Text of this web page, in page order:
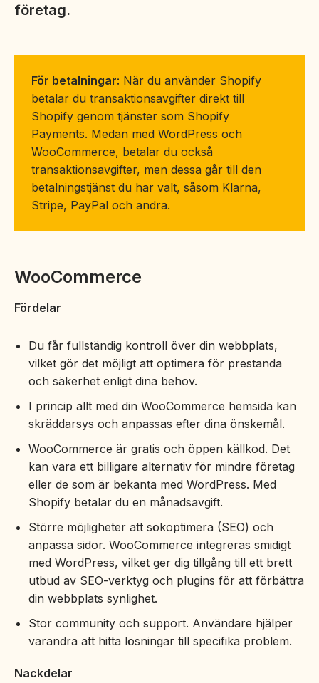
företag.
För betalningar: När du använder Shopify
betalar du transaktionsavgifter direkt till
Shopify genom tjänster som Shopify
Payments. Medan med WordPress och
WooCommerce, betalar du också
transaktionsavgifter, men dessa går till den
betalningstjänst du har valt, såsom Klarna,
Stripe, PayPal och andra.
WooCommerce
Fördelar
Du får fullständig kontroll över din webbplats,
vilket gör det möjligt att optimera för prestanda
och säkerhet enligt dina behov.
I princip allt med din WooCommerce hemsida kan
skräddarsys och anpassas efter dina önskemål.
WooCommerce är gratis och öppen källkod. Det
kan vara ett billigare alternativ för mindre företag
eller de som är bekanta med WordPress. Med
Shopify betalar du en månadsavgift.
Större möjligheter att sökoptimera (SEO) och
anpassa sidor. WooCommerce integreras smidigt
med WordPress, vilket ger dig tillgång till ett brett
utbud av SEO-verktyg och plugins för att förbättra
din webbplats synlighet.
Stor community och support. Användare hjälper
varandra att hitta lösningar till specifika problem.
Nackdelar